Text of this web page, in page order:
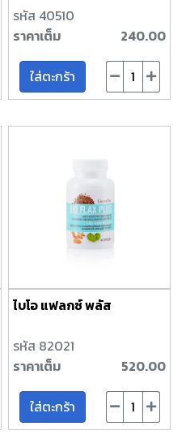
รหัส 40510
ราคาเต็ม
240.00
ใส่ตะกร้า
ไบโอ แฟลกซ์ พลัส
รหัส 82021
ราคาเต็ม
520.00
ใส่ตะกร้า